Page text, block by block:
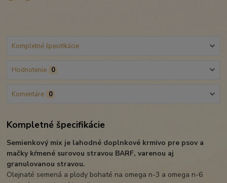
Kompletné špecifikácie
Hodnotenie 0
Komentáre 0
Kompletné špecifikácie
Semienkový mix je lahodné doplnkové krmivo pre psov a
mačky kŕmené surovou stravou BARF, varenou aj
granulovanou stravou.
Olejnaté semená a plody bohaté na omega n-3 a omega n-6